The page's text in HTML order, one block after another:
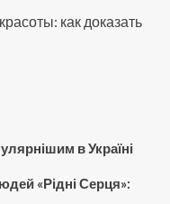
как доказать
в Україні
«Рідні Серця»: